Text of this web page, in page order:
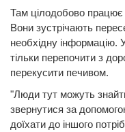
Там цілодобово працює
Вони зустрічають
необхідну
тільки перепочити з
перекусити печивом.
"Люди тут можуть
звернутися за
доїхати до іншого